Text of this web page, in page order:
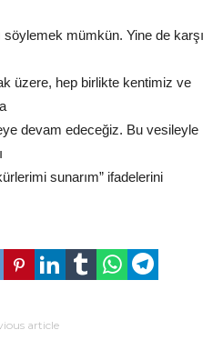
söylemek mümkün. Yine de karşı
üzere, hep birlikte kentimiz ve
devam edeceğiz. Bu vesileyle
sunarım” ifadelerini
article